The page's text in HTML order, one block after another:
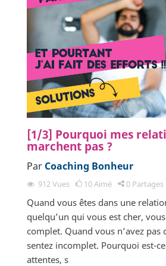
[1/3] Pourquoi mes
marchent pas ?
Par Coaching Bonheur
912Vues 10Aimé 0 Partages
Quand vous êtes dans une
quelqu’un qui vous est cher,
complet. Quand vous n’avez pas
sentez incomplet. Pourquoi est-
attentes, s